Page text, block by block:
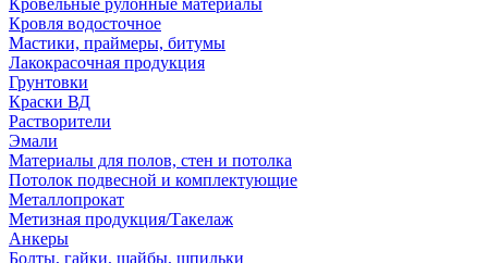
Кровельные рулонные материалы
Кровля водосточное
Мастики, праймеры, битумы
Лакокрасочная продукция
Грунтовки
Краски ВД
Растворители
Эмали
Материалы для полов, стен и потолка
Потолок подвесной и комплектующие
Металлопрокат
Метизная продукция/Такелаж
Анкеры
Болты, гайки, шайбы, шпильки